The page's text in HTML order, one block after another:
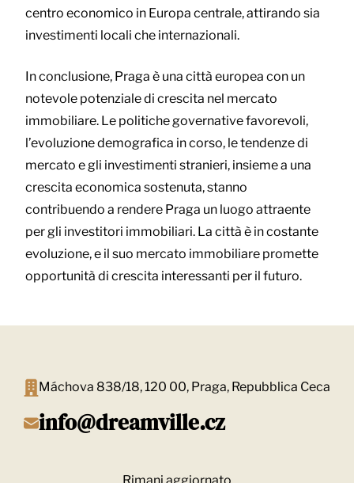
centro economico in Europa centrale, attirando sia
investimenti locali che internazionali.
In conclusione, Praga è una città europea con un
notevole potenziale di crescita nel mercato
immobiliare. Le politiche governative favorevoli,
l’evoluzione demografica in corso, le tendenze di
mercato e gli investimenti stranieri, insieme a una
crescita economica sostenuta, stanno
contribuendo a rendere Praga un luogo attraente
per gli investitori immobiliari. La città è in costante
evoluzione, e il suo mercato immobiliare promette
opportunità di crescita interessanti per il futuro.
Máchova 838/18, 120 00, Praga, Repubblica Ceca
info@dreamville.cz